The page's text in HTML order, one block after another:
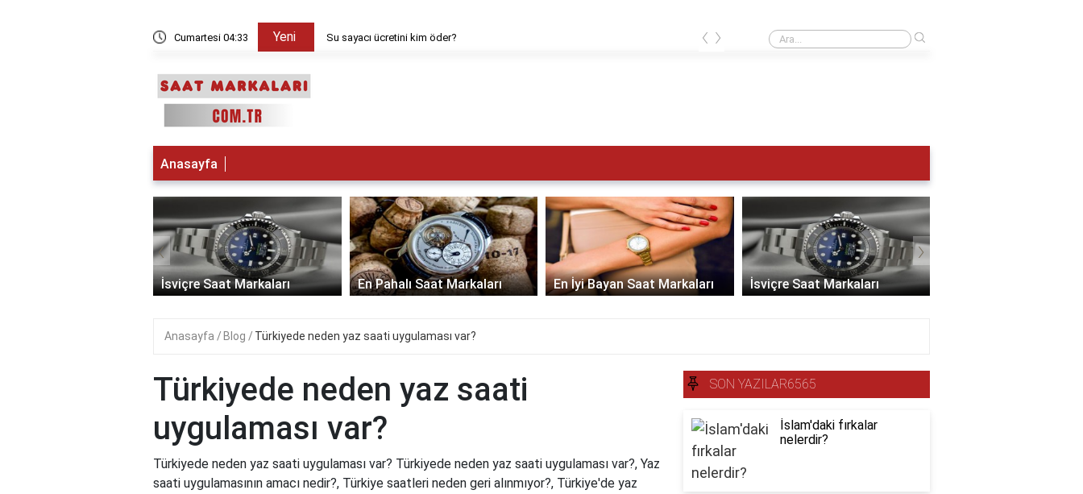
Cumartesi 04:33 Yeni Su sayacı ücretini kim öder? UTC 0 Türkiye saat kaç?
‹ ›
Anasayfa
İsviçre Saat Markaları En Pahalı Saat Markaları En İyi Bayan Saat Markaları İsviçre Saat Markaları
‹ ›
Anasayfa Blog Türkiyede neden yaz saati uygulaması var?
Türkiyede neden yaz saati
uygulaması var?
Türkiyede neden yaz saati uygulaması var? Türkiyede neden yaz saati uygulaması var?, Yaz
saati uygulamasının amacı nedir?, Türkiye saatleri neden geri alınmıyor?, Türkiye'de yaz
SON YAZILAR6565
İslam'daki fırkalar
nelerdir?